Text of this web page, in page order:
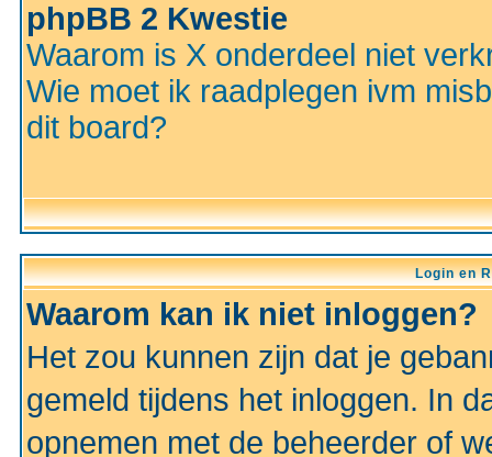
phpBB 2 Kwestie
Waarom is X onderdeel niet
Wie moet ik raadplegen ivm
dit board?
Login en
Waarom kan ik niet inloggen?
Het zou kunnen zijn dat je
gemeld tijdens het inloggen. In
opnemen met de beheerder of